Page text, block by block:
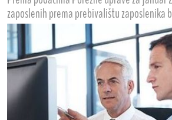
zaposlenih prema prebivalištu zaposlenika